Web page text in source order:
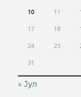
10 11
17 18
24 25
31
« Јул